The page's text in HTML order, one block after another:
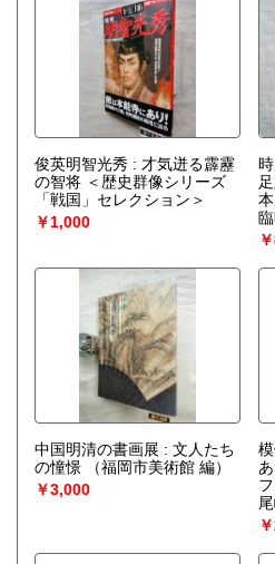
俊英明智光秀 : 才気迸る霹靂
の智将 ＜歴史群像シリーズ
「戦国」セレクション＞
￥1,000
中国明清の書画展 : 文人たち
の憧憬
（福岡市美術館 編）
￥3,000